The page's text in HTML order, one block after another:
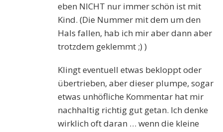
eben NICHT nur immer schön ist mit
Kind. (Die Nummer mit dem um den
Hals fallen, hab ich mir aber dann aber
trotzdem geklemmt ;) )
Klingt eventuell etwas bekloppt oder
übertrieben, aber dieser plumpe, sogar
etwas unhöfliche Kommentar hat mir
nachhaltig richtig gut getan. Ich denke
wirklich oft daran … wenn die kleine